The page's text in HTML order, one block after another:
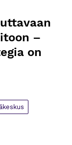
–
on